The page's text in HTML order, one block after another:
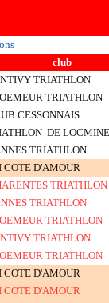
club
TRIATHLON
TRIATHLON
CESSONNAIS
DE LOCMINE
TRIATHLON
COTE D'AMOUR
TRIATHLON
TRIATHLON
TRIATHLON
TRIATHLON
TRIATHLON
COTE D'AMOUR
COTE D'AMOUR